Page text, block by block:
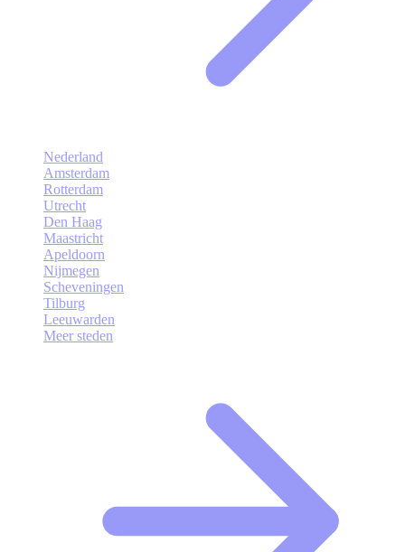
Nederland
Amsterdam
Rotterdam
Utrecht
Den Haag
Maastricht
Apeldoorn
Nijmegen
Scheveningen
Tilburg
Leeuwarden
Meer steden